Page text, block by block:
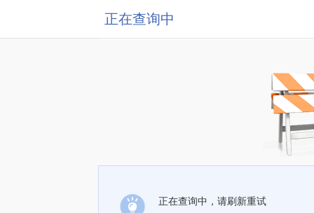
正在查询中
正在查询中，请刷新重试